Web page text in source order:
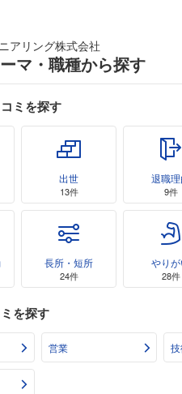
アリング株式会社
マ・職種から探す
ミを探す
出世
13件
退職理
9件
長所・短所
24件
やり
28件
を探す
営業